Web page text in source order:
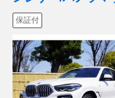
保証付